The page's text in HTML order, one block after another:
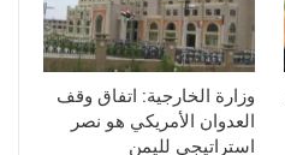
وزارة الخارجية: اتفاق وقف
العدوان الأمريكي هو نصر
استراتيجي لليمن